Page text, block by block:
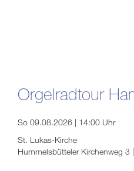
Orgelradtour
So 09.08.2026 | 14:00 Uhr
St. Lukas-Kirche
Hummelsbütteler Kirchenweg 3